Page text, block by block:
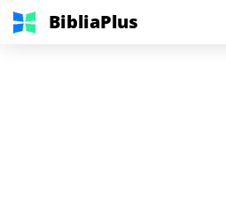
BibliaPlus